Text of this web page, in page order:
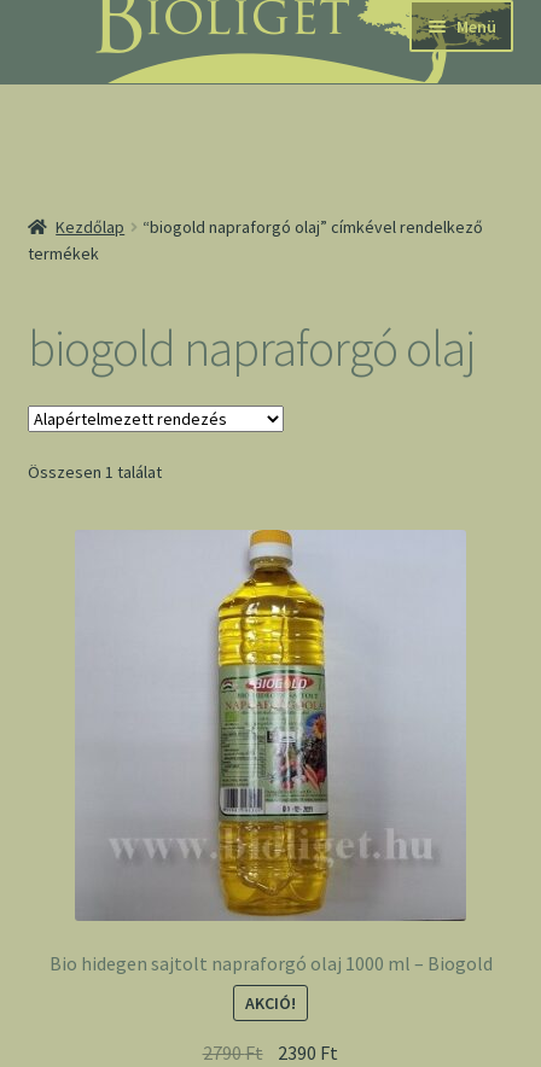
navigációhoz
tartalomba
Menü
Kezdőlap
“biogold napraforgó olaj” címkével rendelkező
termékek
biogold napraforgó olaj
Összesen 1 találat
Bio hidegen sajtolt napraforgó olaj 1000 ml – Biogold
AKCIÓ!
2790Ft 2390 Ft